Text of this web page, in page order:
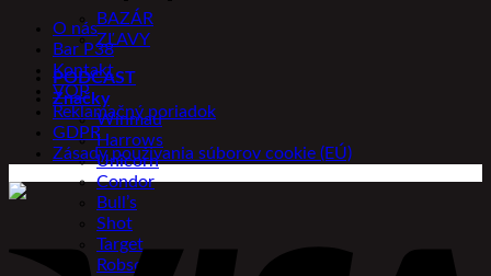
BAZÁR
ZĽAVY
PODCAST
Značky
Winmau
Harrows
Unicorn
Condor
Bull’s
Shot
Target
Robson
O nás
Bar P38
Kontakt
VOP
Reklamačný poriadok
GDPR
Zásady používania súborov cookie (EÚ)